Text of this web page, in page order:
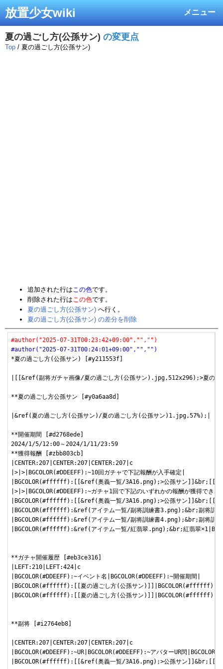
メニュー
放置少女wiki
夏の過ごし方(公孫サン) の変更点
Top / 夏の過ごし方(公孫サン)
追加された行はこの色です。
削除された行はこの色です。
夏の過ごし方(公孫サン) へ行く。
夏の過ごし方(公孫サン) の差分を削除
#author("2025-07-31T00:23:42+09:00","","")
#author("2025-07-31T00:24:01+09:00","","")
*夏の過ごし方(公孫サン) [#y211553f]
|[[&ref(副将ガチャ画像/夏の過ごし方(公孫サン).jpg,512x296);>夏の
**夏の過ごし方公孫サン [#y0a6aa8d]
|&ref(夏の過ごし方(公孫サン)/夏の過ごし方(公孫サン)1.jpg,57%);|
**開催期間 [#d2768ede]
2024/1/5/12:00～2024/1/11/23:59
**獲得報酬 [#zbb803cb]
|CENTER:207|CENTER:207|CENTER:207|c
|>|>|BGCOLOR(#DDEEFF):~10回ガチャで下記報酬が入手確定|
|BGCOLOR(#ffffff):[[&ref(奥義一覧/3A16.png);>公孫サン]]&br;[[公
|>|>|BGCOLOR(#DDEEFF):~ガチャ1回で下記のいずれかの報酬が獲得できま
|BGCOLOR(#ffffff):[[&ref(奥義一覧/3A16.png);>公孫サン]]&br;[[公
|BGCOLOR(#ffffff):&ref(アイテム一覧/副将訓練書3.png);&br;副将
|BGCOLOR(#ffffff):&ref(アイテム一覧/副将訓練書4.png);&br;副将訓
|BGCOLOR(#ffffff):&ref(アイテム一覧/紅翡翠.png);&br;紅翡翠
**ガチャ開催履歴 [#eb3ce316]
|LEFT:210|LEFT:424|c
|BGCOLOR(#DDEEFF):~イベント名|BGCOLOR(#DDEEFF):~開催期間|
|BGCOLOR(#ffffff):[[夏の過ごし方(公孫サン
|BGCOLOR(#ffffff):[[夏の過ごし方(公孫サン
**副将 [#i2764eb8]
|CENTER:207|CENTER:207|CENTER:207|c
|BGCOLOR(#DDEEFF):~UR|BGCOLOR(#DDEEFF):~アバターUR閃
|BGCOLOR(#ffffff):[[&ref(奥義一覧/3A16.png);>公孫サン]]&br;[[公